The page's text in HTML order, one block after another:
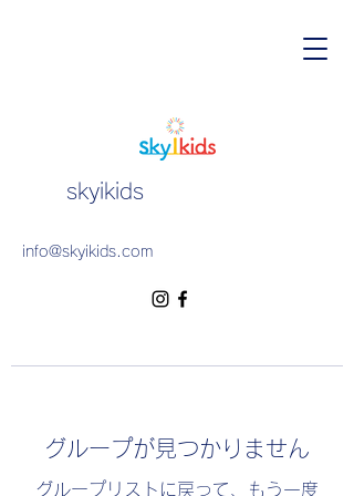
skyikids
info@skyikids.com
グループが見つかりません
グループリストに戻って、もう一度